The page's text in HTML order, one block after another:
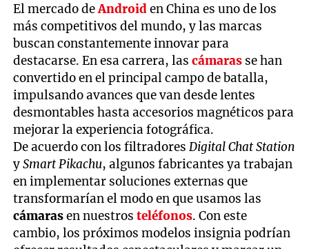
El mercado deAndroiden China es uno de los
más competitivos del mundo, y las marcas
buscan constantemente innovar para
destacarse. En esa carrera, lascámaras se han
convertido en el principal campo de batalla,
impulsando avances que van desde lentes
desmontables hasta accesorios magnéticos para
mejorar la experiencia fotográfica.
De acuerdo con los filtradoresDigital Chat Station
ySmart Pikachu, algunos fabricantes ya trabajan
en implementar soluciones externas que
transformarían el modo en que usamos las
cámarasen nuestrosteléfonos. Con este
cambio, los próximos modelos insignia podrían